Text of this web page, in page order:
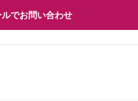
ルでお問い合わせ